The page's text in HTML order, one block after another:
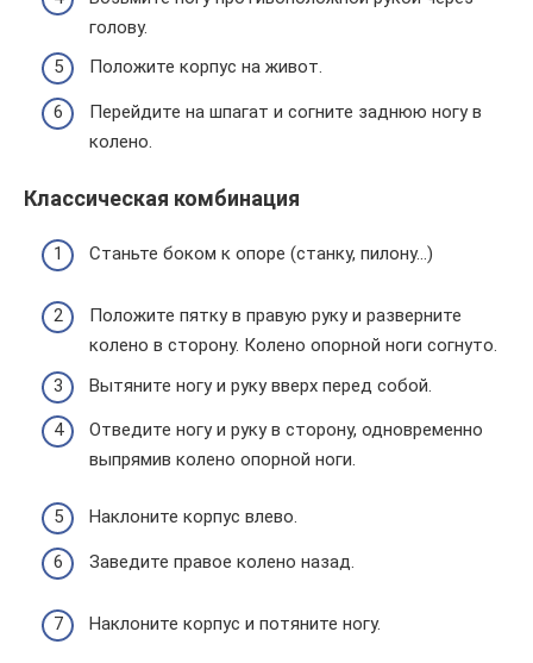
голову.
Положите корпус на живот.
Перейдите на шпагат и согните заднюю ногу в
колено.
Классическая комбинация
Станьте боком к опоре (станку, пилону…)
Положите пятку в правую руку и разверните
колено в сторону. Колено опорной ноги согнуто.
Вытяните ногу и руку вверх перед собой.
Отведите ногу и руку в сторону, одновременно
выпрямив колено опорной ноги.
Наклоните корпус влево.
Заведите правое колено назад.
Наклоните корпус и потяните ногу.